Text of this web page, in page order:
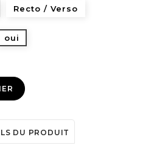
Recto / Verso
oui
DU PRODUIT